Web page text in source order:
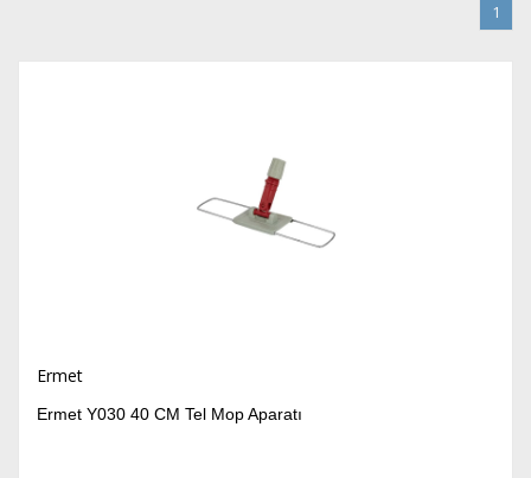
1
Ermet
Ermet Y030 40 CM Tel Mop Aparatı